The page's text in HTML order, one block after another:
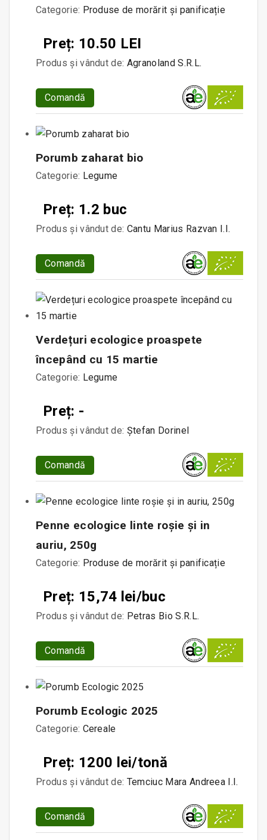
Categorie: Produse de morărit și panificație
Preț: 10.50 LEI
Produs și vândut de: Agranoland S.R.L.
Comandă
Porumb zaharat bio
Categorie: Legume
Preț: 1.2 buc
Produs și vândut de: Cantu Marius Razvan I.I.
Comandă
Verdețuri ecologice proaspete
începând cu 15 martie
Categorie: Legume
Preț: -
Produs și vândut de: Ștefan Dorinel
Comandă
Penne ecologice linte roșie și in
auriu, 250g
Categorie: Produse de morărit și panificație
Preț: 15,74 lei/buc
Produs și vândut de: Petras Bio S.R.L.
Comandă
Porumb Ecologic 2025
Categorie: Cereale
Preț: 1200 lei/tonă
Produs și vândut de: Temciuc Mara Andreea I.I.
Comandă